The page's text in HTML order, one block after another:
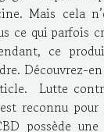
Mais cela
ce qui parfois
ce
Découvrez-
Lutte
reconnu pour
possède